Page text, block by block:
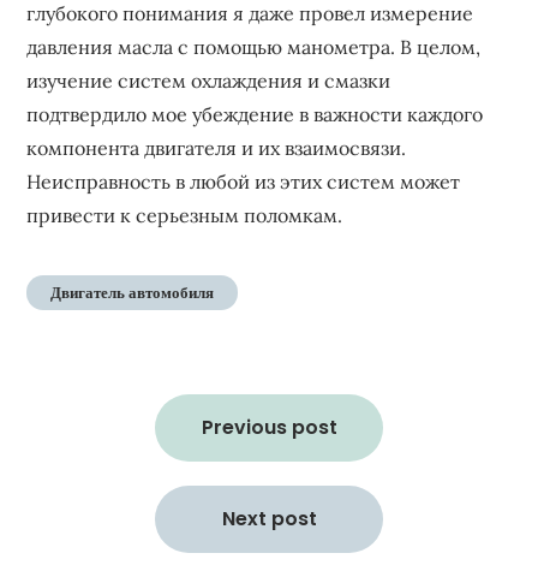
глубокого понимания я даже провел измерение
давления масла с помощью манометра. В целом,
изучение систем охлаждения и смазки
подтвердило мое убеждение в важности каждого
компонента двигателя и их взаимосвязи.
Неисправность в любой из этих систем может
привести к серьезным поломкам.
Двигатель автомобиля
Previous post
Next post